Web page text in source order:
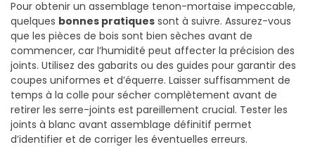
Pour obtenir un assemblage tenon-mortaise impeccable,
quelques bonnes pratiques sont à suivre. Assurez-vous
que les pièces de bois sont bien sèches avant de
commencer, car l’humidité peut affecter la précision des
joints. Utilisez des gabarits ou des guides pour garantir des
coupes uniformes et d’équerre. Laisser suffisamment de
temps à la colle pour sécher complètement avant de
retirer les serre-joints est pareillement crucial. Tester les
joints à blanc avant assemblage définitif permet
d’identifier et de corriger les éventuelles erreurs.